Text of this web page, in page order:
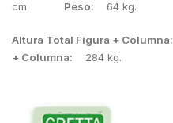
cm Peso: 64 kg.
Altura Total Figura + Columna:
+ Columna: 284 kg.